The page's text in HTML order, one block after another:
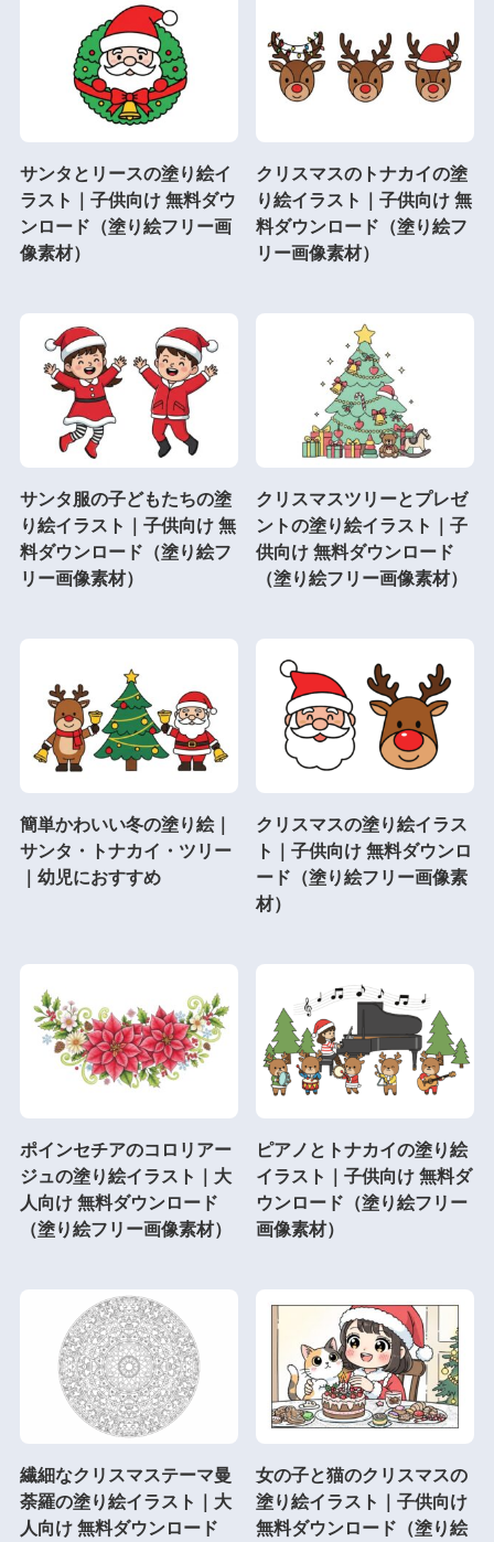
サンタとリースの塗り絵イ
ラスト｜子供向け 無料ダウ
ンロード（塗り絵フリー画
像素材）
クリスマスのトナカイの塗
り絵イラスト｜子供向け 無
料ダウンロード（塗り絵フ
リー画像素材）
サンタ服の子どもたちの塗
り絵イラスト｜子供向け 無
料ダウンロード（塗り絵フ
リー画像素材）
クリスマスツリーとプレゼ
ントの塗り絵イラスト｜子
供向け 無料ダウンロード
（塗り絵フリー画像素材）
簡単かわいい冬の塗り絵｜
サンタ・トナカイ・ツリー
｜幼児におすすめ
クリスマスの塗り絵イラス
ト｜子供向け 無料ダウンロ
ード（塗り絵フリー画像素
材）
ポインセチアのコロリアー
ジュの塗り絵イラスト｜大
人向け 無料ダウンロード
（塗り絵フリー画像素材）
ピアノとトナカイの塗り絵
イラスト｜子供向け 無料ダ
ウンロード（塗り絵フリー
画像素材）
繊細なクリスマステーマ曼
荼羅の塗り絵イラスト｜大
人向け 無料ダウンロード
女の子と猫のクリスマスの
塗り絵イラスト｜子供向け
無料ダウンロード（塗り絵